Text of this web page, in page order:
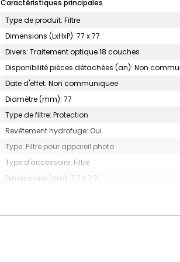
Caractéristiques principales
Type de produit: Filtre
Dimensions (LxHxP): 77 x 77
Divers: Traitement optique 18 couches
Disponibilité pièces détachées (an): Non
Date d'effet: Non communiquee
Diamètre (mm): 77
Type de filtre: Protection
Revêtement hydrofuge: Oui
Type: Filtre pour appareil photo
Type d'accessoire: Filtre
Dimensions (cm): 7.7 x 7.7